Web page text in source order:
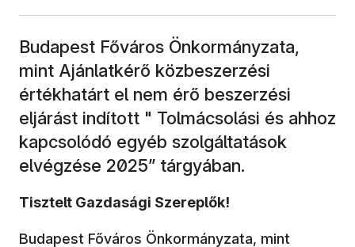
Budapest Főváros Önkormányzata,
mint Ajánlatkérő közbeszerzési
értékhatárt el nem érő beszerzési
eljárást indított " Tolmácsolási és ahhoz
kapcsolódó egyéb szolgáltatások
elvégzése 2025” tárgyában.
Tisztelt Gazdasági Szereplők!
Budapest Főváros Önkormányzata, mint